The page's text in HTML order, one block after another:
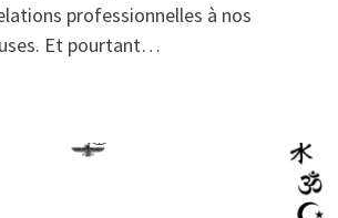
professionnelles à nos
Et pourtant…